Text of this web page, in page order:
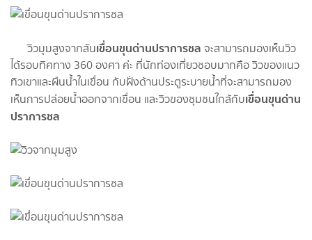
วิวมุมสูงจากสันเขื่อนขุนด่านปราการชล จะสามารถมองเห็นวิว
ได้รอบทิศทาง 360 องศา ค่ะ ที่นักท่องเที่ยวชอบมากคือ วิวของแนว
ทิวเขาและผืนน้ำในเขื่อน กับฝั่งด้านประตูระบายน้ำที่จะสามารถมอง
เห็นการปล่อยน้ำออกจากเขื่อน และวิวของชุมชนใกล้กับเขื่อนขุนด่าน
ปราการชล